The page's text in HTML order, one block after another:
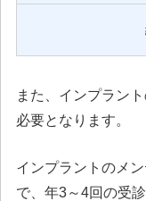
また、インプラン
必要となります。
インプラントのメ
で、年3～4回の受